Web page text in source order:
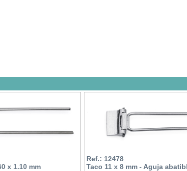
x 1.10 mm
Ref.: 12478
Taco 11 x 8 mm - Aguja